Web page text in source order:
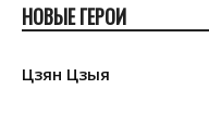
НОВЫЕ ГЕРОИ
Цзян Цзыя